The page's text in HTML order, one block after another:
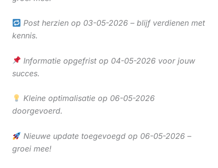
Post herzien op 03-05-2026 – blijf verdienen met
kennis.
Informatie opgefrist op 04-05-2026 voor jouw
succes.
Kleine optimalisatie op 06-05-2026
doorgevoerd.
Nieuwe update toegevoegd op 06-05-2026 –
groei mee!